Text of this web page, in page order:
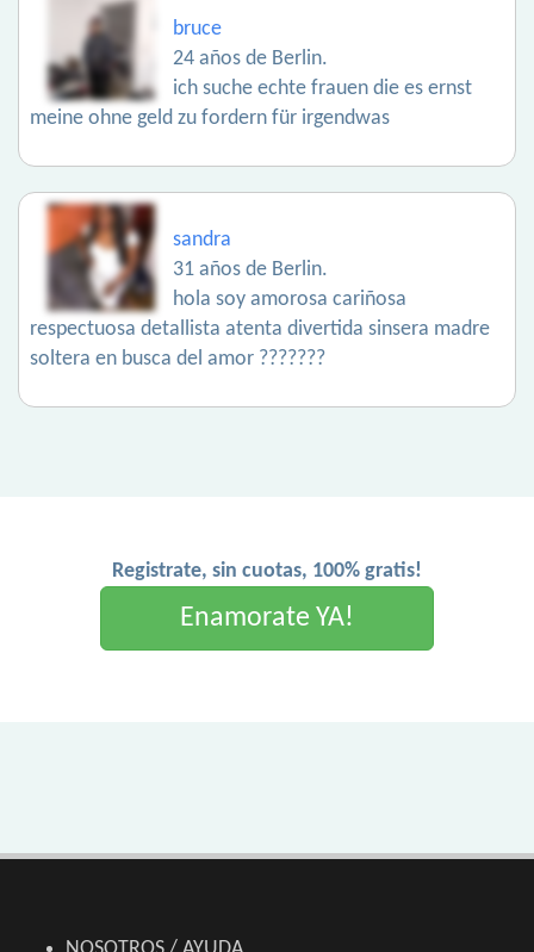
bruce
24 años de Berlin.
ich suche echte frauen die es ernst
meine ohne geld zu fordern für irgendwas
sandra
31 años de Berlin.
hola soy amorosa cariñosa
respectuosa detallista atenta divertida sinsera madre
soltera en busca del amor ???????
Registrate, sin cuotas, 100% gratis!
Enamorate YA!